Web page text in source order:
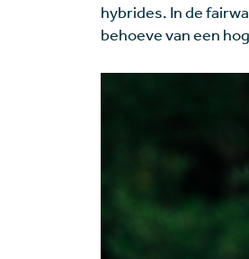
hybrides. In de
behoeve van een